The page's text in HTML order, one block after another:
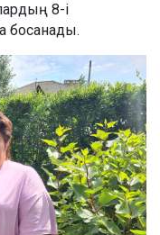
8-і
босанады.